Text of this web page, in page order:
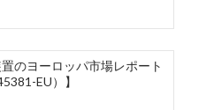
のヨーロッパ市場レポート
EU）】